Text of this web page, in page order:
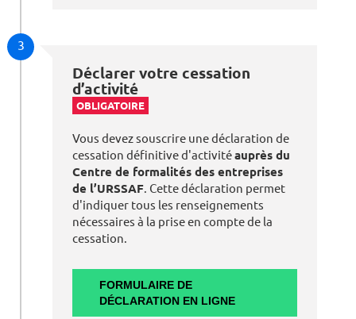
3
Déclarer votre cessation
d’activité
OBLIGATOIRE
Vous devez souscrire une déclaration de
cessation définitive d'activitéauprès du
Centre de formalités des entreprises
de l’URSSAF. Cette déclaration permet
d'indiquer tous les renseignements
nécessaires à la prise en compte de la
cessation.
FORMULAIRE DE
DÉCLARATION EN LIGNE